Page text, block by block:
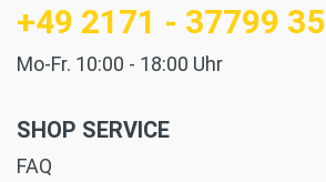
+49 2171 - 37799 35
Mo-Fr. 10:00 - 18:00 Uhr
SHOP SERVICE
FAQ